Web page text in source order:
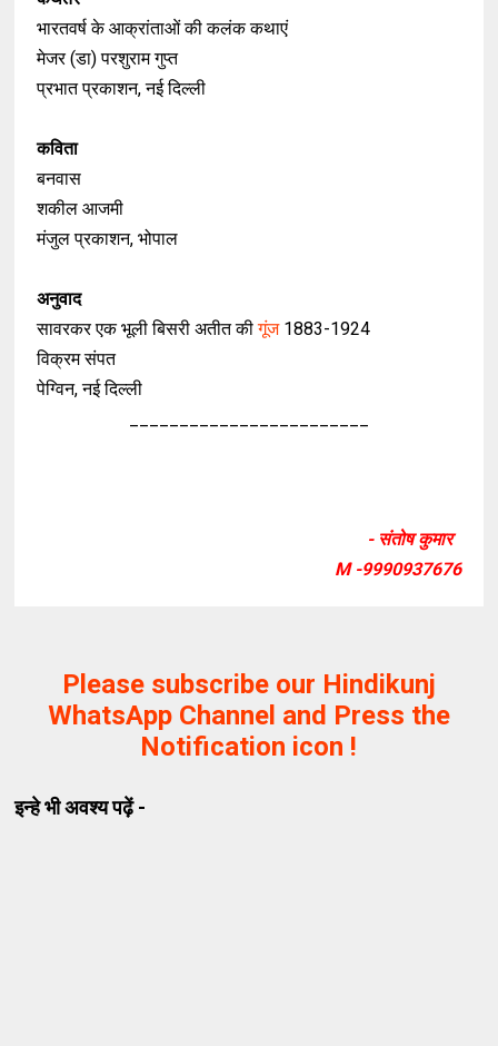
भारतवर्ष के आक्रांताओं की कलंक कथाएं
मेजर (डा) परशुराम गुप्त
प्रभात प्रकाशन, नई दिल्ली
कविता
बनवास
शकील आजमी
मंजुल प्रकाशन, भोपाल
अनुवाद
सावरकर एक भूली बिसरी अतीत कीगूंज1883-1924
विक्रम संपत
पेग्विन, नई दिल्ली
- संतोष कुमार
M -9990937676
Please subscribe our Hindikunj
WhatsApp Channel and Press the
Notification icon !
इन्हे भी अवश्य पढ़ें -